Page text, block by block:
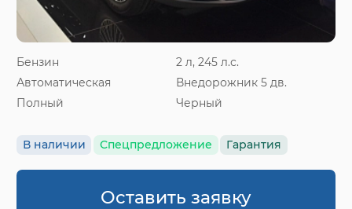
Бензин
2 л, 245 л.с.
Автоматическая
Внедорожник 5 дв.
Полный
Черный
В наличии Спецпредложение Гарантия
Оставить заявку